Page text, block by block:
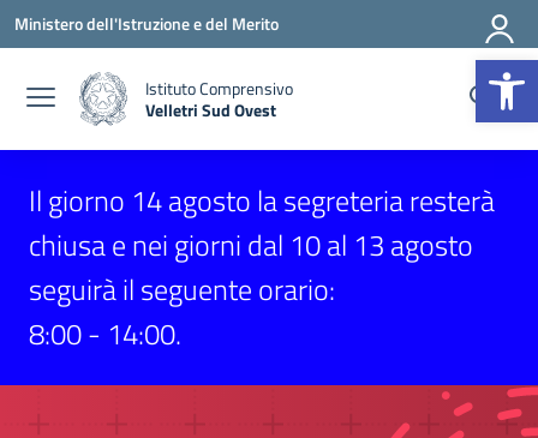
Vai ai contenuti
Vai al menu di navigazione
Vai al footer
Ministero dell'Istruzione e del Merito
Istituto Comprensivo
Velletri Sud Ovest
Il giorno 14 agosto la segreteria resterà
chiusa e nei giorni dal 10 al 13 agosto
seguirà il seguente orario:
8:00 - 14:00.